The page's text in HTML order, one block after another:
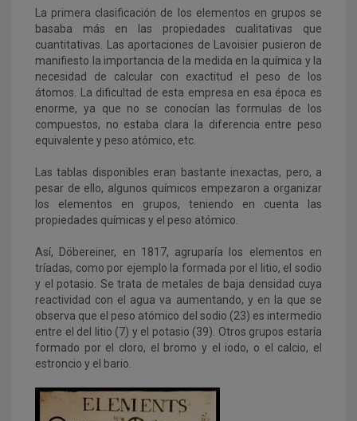
La primera clasificación de los elementos en grupos se
basaba más en las propiedades cualitativas que
cuantitativas. Las aportaciones de Lavoisier pusieron de
manifiesto la importancia de la medida en la química y la
necesidad de calcular con exactitud el peso de los
átomos. La dificultad de esta empresa en esa época es
enorme, ya que no se conocían las formulas de los
compuestos, no estaba clara la diferencia entre peso
equivalente y peso atómico, etc.
Las tablas disponibles eran bastante inexactas, pero, a
pesar de ello, algunos químicos empezaron a organizar
los elementos en grupos, teniendo en cuenta las
propiedades químicas y el peso atómico.
Así, Döbereiner, en 1817, agruparía los elementos en
tríadas, como por ejemplo la formada por el litio, el sodio
y el potasio. Se trata de metales de baja densidad cuya
reactividad con el agua va aumentando, y en la que se
observa que el peso atómico del sodio (23) es intermedio
entre el del litio (7) y el potasio (39). Otros grupos estaría
formado por el cloro, el bromo y el iodo, o el calcio, el
estroncio y el bario.